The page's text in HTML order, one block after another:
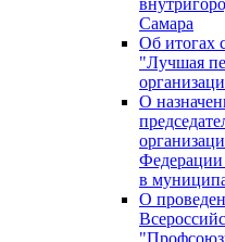
Самара
Об итогах
"Лучшая
О
Федерации
в
О